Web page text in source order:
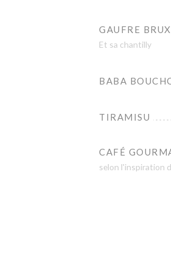
GAUFRE
Et sa chantilly
BABA
TIRAMISU
CAFÉ
selon l'inspiration